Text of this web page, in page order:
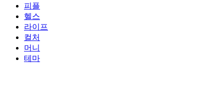
피플
헬스
라이프
컬처
머니
테마